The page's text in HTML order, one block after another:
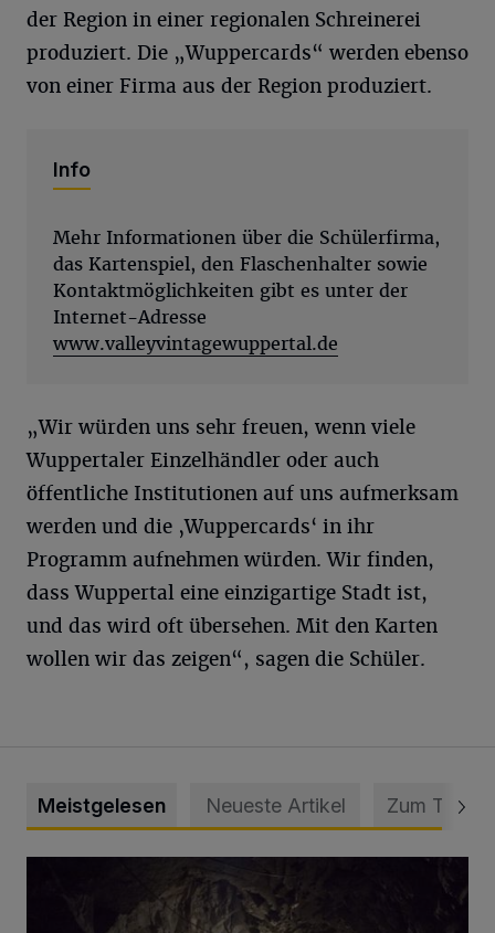
der Region in einer regionalen Schreinerei
produziert. Die „Wuppercards“ werden ebenso
von einer Firma aus der Region produziert.
Info
Mehr Informationen über die Schülerfirma,
das Kartenspiel, den Flaschenhalter sowie
Kontaktmöglichkeiten gibt es unter der
Internet-Adresse
www.valleyvintagewuppertal.de
„Wir würden uns sehr freuen, wenn viele
Wuppertaler Einzelhändler oder auch
öffentliche Institutionen auf uns aufmerksam
werden und die ‚Wuppercards‘ in ihr
Programm aufnehmen würden. Wir finden,
dass Wuppertal eine einzigartige Stadt ist,
und das wird oft übersehen. Mit den Karten
wollen wir das zeigen“, sagen die Schüler.
Meistgelesen Neueste Artikel Zum Thema